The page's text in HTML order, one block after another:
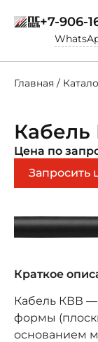
+7-906-
Главная /
Кабель
Цена по
Запросить
Краткое
Кабель КВВ —
формы
основанием